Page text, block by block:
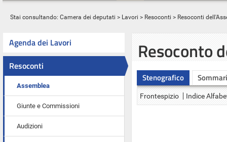
Stai consultando: Camera dei deputati > Lavori > Resoconti > Resoconti
Agenda dei Lavori
Resoconti
Assemblea
Giunte e Commissioni
Audizioni
Resoconto
Stenografico
Frontespizio Indice